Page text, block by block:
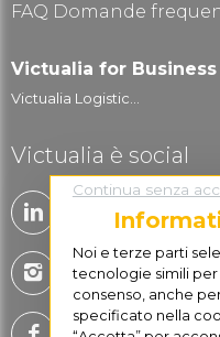
FAQ Domande
Victualia for Business
Victualia Logistic...
Victualia è social
Continua senza
Noi e terze parti
tecnologie simili
consenso, anche
specificato nella